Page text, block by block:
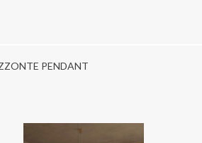
PENDANT